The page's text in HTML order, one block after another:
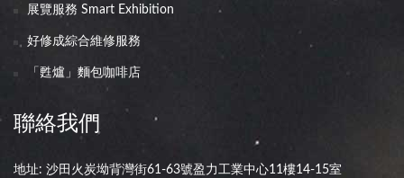
展覽服務 Smart Exhibition
好修成綜合維修服務
「甦爐」麵包咖啡店
聯絡我們
地址: 沙田火炭坳背灣街61-63號盈力工業中心11樓14-15室